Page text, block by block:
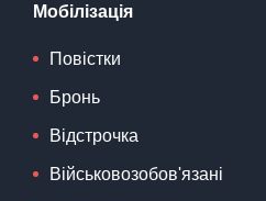
Мобілізація
Повістки
Бронь
Відстрочка
Військовозобов'язані